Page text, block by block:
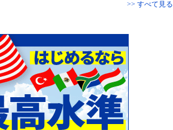
>> すべて見る